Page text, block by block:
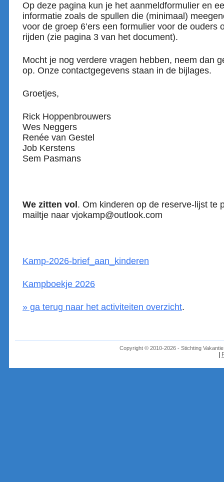
Op deze pagina kun je het aanmeldformulier en
informatie zoals de spullen die (minimaal)
voor de groep 6’ers een formulier voor de ouders
rijden (zie pagina 3 van het document).
Mocht je nog verdere vragen hebben, neem dan
op. Onze contactgegevens staan in de bijlages.
Groetjes,
Rick Hoppenbrouwers
Wes Neggers
Renée van Gestel
Job Kerstens
Sem Pasmans
We zitten vol . Om kinderen op de reserve-lijst te
mailtje naar vjokamp@outlook.com
Kamp-2026-brief_aan_kinderen
Kampboekje 2026
» ga terug naar het activiteiten overzicht.
Copyright © 2010-2026 - Stichting